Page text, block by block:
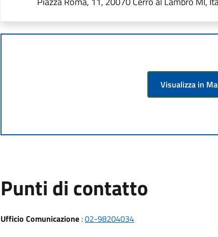
Visualizza in
Punti di contatto
Ufficio Comunicazione:02-98204034